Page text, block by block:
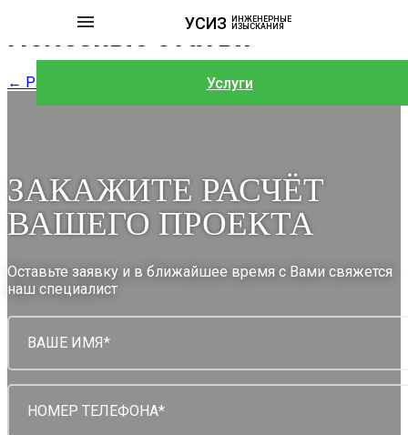
УСИЗ
ИНЖЕНЕРНЫЕ
ИЗЫСКАНИЯ
Услуги
Полезные статьи
← Ранее
ЗАКАЖИТЕ РАСЧЁТ
ВАШЕГО ПРОЕКТА
Оставьте заявку и в ближайшее время с Вами свяжется
наш специалист